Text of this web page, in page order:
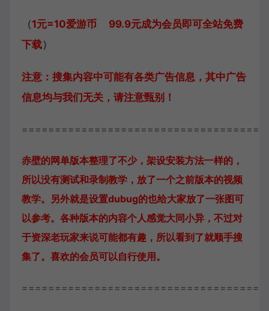
（1元=10爱游币 99.9元成为会员即可全站免费
下载）
注意：搜集内容中可能有各类广告信息，其中广告
信息均与我们无关，请注意甄别！
赤壁的网单版本整理了不少，架设安装方法一样的，
所以没有测试和录制教学，放了一个之前版本的视频
教学。另外就是设置dubug的也给大家放了一张图可
以参考。各种版本的内容个人感觉大同小异，不过对
于资深老玩家来说可能都有趣，所以看到了就顺手搜
集了。喜欢的会员可以自行使用。